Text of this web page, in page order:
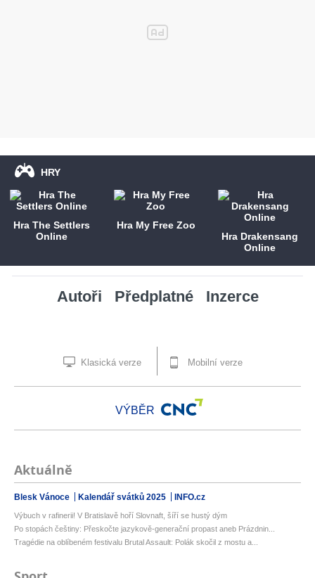
HRY
Hra The Settlers
Online
Hra My Free Zoo
Hra Drakensang
Online
Autoři Předplatné Inzerce
Klasická verze Mobilní verze
VÝBĚR
Aktuálně
Blesk Vánoce Kalendář svátků 2025 INFO.cz
Výbuch v rafinerii! V Bratislavě hoří Slovnaft, šíří se hustý dým
Po stopách češtiny: Přeskočte jazykově-generační propast aneb Prázdnin...
Tragédie na oblíbeném festivalu Brutal Assault: Polák skočil z mostu a...